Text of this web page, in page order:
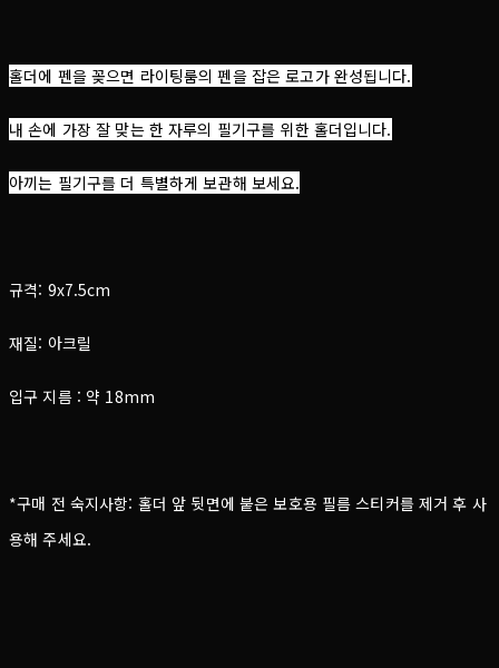
홀더에 펜을 꽂으면 라이팅룸의 펜을 잡은 로고가 완성됩니다.
내 손에 가장 잘 맞는 한 자루의 필기구를 위한 홀더입니다.
아끼는 필기구를 더 특별하게 보관해 보세요.
규격: 9x7.5cm
재질: 아크릴
입구 지름 : 약 18mm
*구매 전 숙지사항: 홀더 앞 뒷면에 붙은 보호용 필름 스티커를 제거 후 사
용해 주세요.